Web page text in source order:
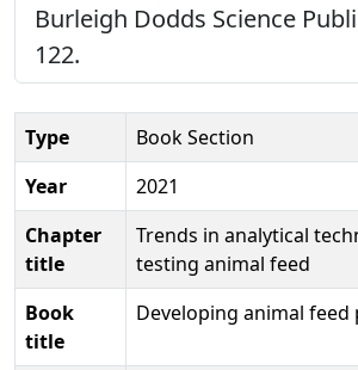
Burleigh Dodds Science
122.
Type
Book Section
Year
2021
Chapter
title
Trends in analytical
testing animal feed
Book
title
Developing animal feed